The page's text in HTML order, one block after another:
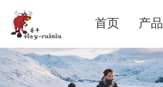
首页 产品